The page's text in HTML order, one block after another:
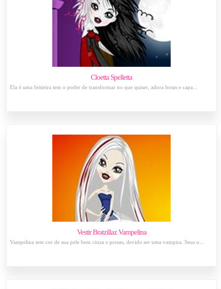
Cloetta Spelletta
Ela é uma feitieira tem o poder de transformar no que quiser, adora botas e capa...
Vestir Bratzillaz Vampelina
Vampelina tem cor de sua pele bem cinza e presas, devido ser uma vampira. Seus o...